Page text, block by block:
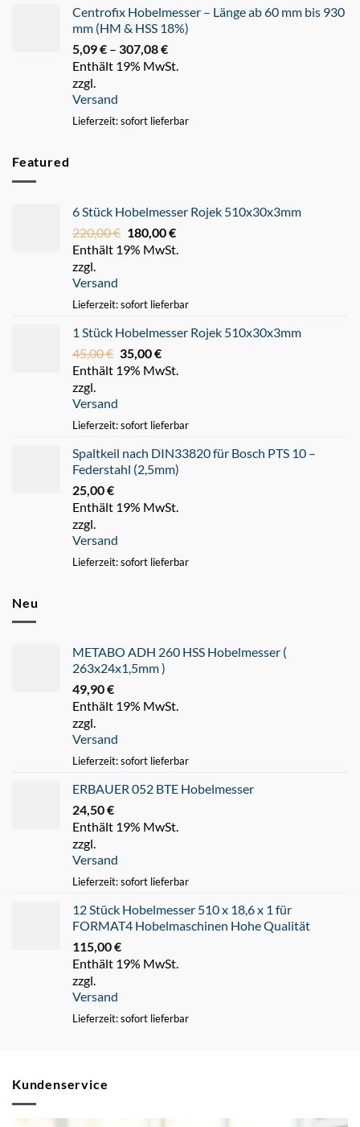
Centrofix Hobelmesser – Länge ab 60 mm bis 930
mm (HM & HSS 18%)
5,09€ – 307,08€
5,09 €
Enthält 19% MwSt.
zzgl.
Versand
Lieferzeit: sofort lieferbar
Featured
6 Stück Hobelmesser Rojek 510x30x3mm
220,00€ Ursprünglicher
Preis
180,00€Aktueller
Preis
Enthält 19% MwSt.
zzgl.
Versand
Lieferzeit: sofort lieferbar
1 Stück Hobelmesser Rojek 510x30x3mm
45,00€ Ursprünglicher
Preis
35,00€Aktueller
Preis
Enthält 19% MwSt.
zzgl.
Versand
Lieferzeit: sofort lieferbar
Spaltkeil nach DIN33820 für Bosch PTS 10 –
Federstahl (2,5mm)
25,00€
Enthält 19% MwSt.
zzgl.
Versand
Lieferzeit: sofort lieferbar
Neu
METABO ADH 260 HSS Hobelmesser (
263x24x1,5mm )
49,90€
Enthält 19% MwSt.
zzgl.
Versand
Lieferzeit: sofort lieferbar
ERBAUER 052 BTE Hobelmesser
24,50€
Enthält 19% MwSt.
zzgl.
Versand
Lieferzeit: sofort lieferbar
12 Stück Hobelmesser 510 x 18,6 x 1 für
FORMAT4 Hobelmaschinen Hohe Qualität
115,00€
Enthält 19% MwSt.
zzgl.
Versand
Lieferzeit: sofort lieferbar
Kundenservice